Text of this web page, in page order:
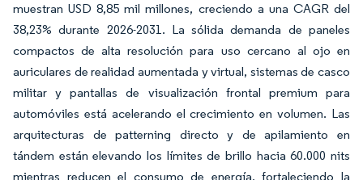
muestran USD 8,85 mil millones, creciendo a una CAGR del
38,23% durante 2026-2031. La sólida demanda de paneles
compactos de alta resolución para uso cercano al ojo en
auriculares de realidad aumentada y virtual, sistemas de casco
militar y pantallas de visualización frontal premium para
automóviles está acelerando el crecimiento en volumen. Las
arquitecturas de patterning directo y de apilamiento en
tándem están elevando los límites de brillo hacia 60.000 nits
mientras reducen el consumo de energía, fortaleciendo la